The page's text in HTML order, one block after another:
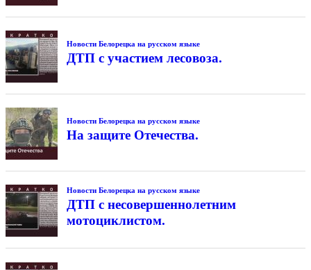
Новости Белорецка на русском языке
ДТП с участием лесовоза.
Новости Белорецка на русском языке
На защите Отечества.
Новости Белорецка на русском языке
ДТП с несовершеннолетним
мотоциклистом.